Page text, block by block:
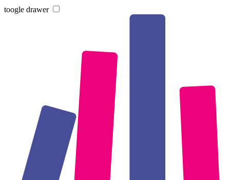
toogle drawer